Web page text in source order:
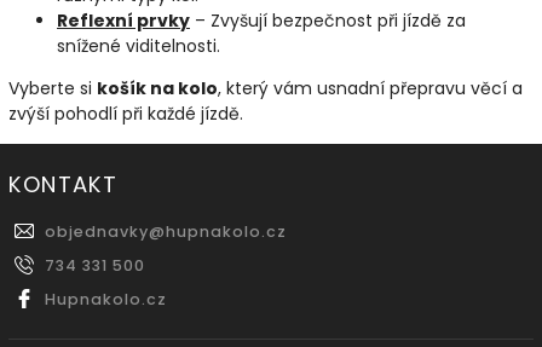
Reflexní prvky – Zvyšují bezpečnost při jízdě za
snížené viditelnosti.
Vyberte si košík na kolo, který vám usnadní přepravu věcí a
zvýší pohodlí při každé jízdě.
KONTAKT
objednavky@hupnakolo.cz
734 331 500
Hupnakolo.cz